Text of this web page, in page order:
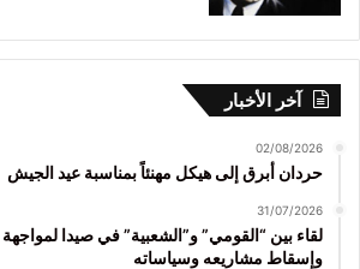
آخر الأخبار
02/08/2026
حردان أبرق إلى هيكل مهنئاً بمناسبة عيد الجيش
31/07/2026
لقاء بين “القومي” و”الشعبية” في صيدا
وإسقاط مشاريعه وسياساته